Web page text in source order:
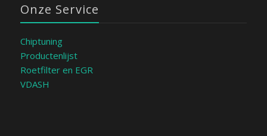
Onze Service
Chiptuning
Productenlijst
Roetfilter en EGR
VDASH